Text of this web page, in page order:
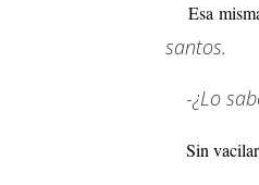
Esa
santos.
-¿Lo
Sin